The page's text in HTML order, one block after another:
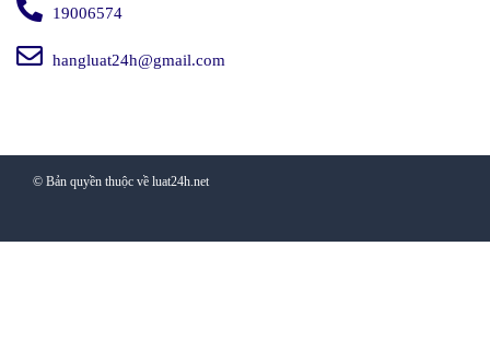
19006574
hangluat24h@gmail.com
© Bản quyền thuộc về luat24h.net